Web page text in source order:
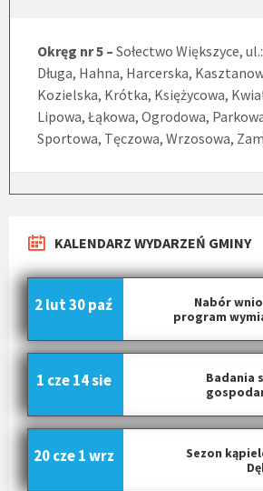
Okręg nr 5 – Sołectwo Większyce,
Długa, Hahna, Harcerska,
Kozielska, Krótka, Księżycowa,
Lipowa, Łąkowa, Ogrodowa,
Sportowa, Tęczowa, Wrzosowa,
KALENDARZ WYDARZEŃ GMINY
Nabór
program
2 lut30 paź
Badania
1 cze 14 sie
Sezon
20 cze 1 wrz